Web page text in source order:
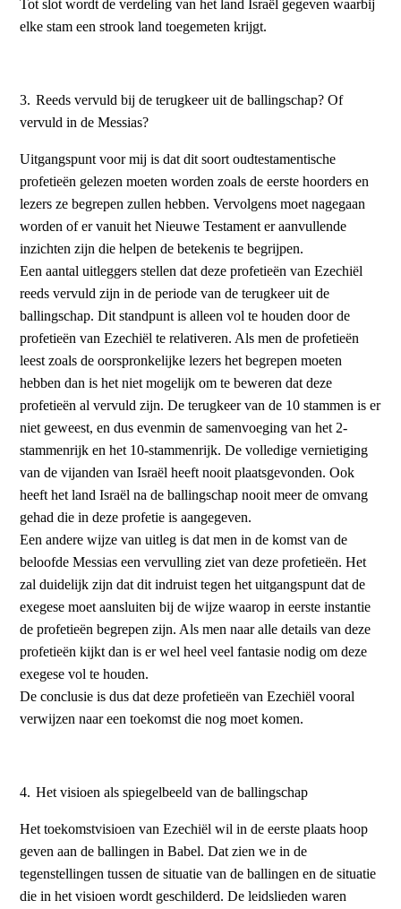
Tot slot wordt de verdeling van het land Israël gegeven waarbij
elke stam een strook land toegemeten krijgt.
3. Reeds vervuld bij de terugkeer uit de ballingschap? Of
vervuld in de Messias?
Uitgangspunt voor mij is dat dit soort oudtestamentische
profetieën gelezen moeten worden zoals de eerste hoorders en
lezers ze begrepen zullen hebben. Vervolgens moet nagegaan
worden of er vanuit het Nieuwe Testament er aanvullende
inzichten zijn die helpen de betekenis te begrijpen.
Een aantal uitleggers stellen dat deze profetieën van Ezechiël
reeds vervuld zijn in de periode van de terugkeer uit de
ballingschap. Dit standpunt is alleen vol te houden door de
profetieën van Ezechiël te relativeren. Als men de profetieën
leest zoals de oorspronkelijke lezers het begrepen moeten
hebben dan is het niet mogelijk om te beweren dat deze
profetieën al vervuld zijn. De terugkeer van de 10 stammen is er
niet geweest, en dus evenmin de samenvoeging van het 2-
stammenrijk en het 10-stammenrijk. De volledige vernietiging
van de vijanden van Israël heeft nooit plaatsgevonden. Ook
heeft het land Israël na de ballingschap nooit meer de omvang
gehad die in deze profetie is aangegeven.
Een andere wijze van uitleg is dat men in de komst van de
beloofde Messias een vervulling ziet van deze profetieën. Het
zal duidelijk zijn dat dit indruist tegen het uitgangspunt dat de
exegese moet aansluiten bij de wijze waarop in eerste instantie
de profetieën begrepen zijn. Als men naar alle details van deze
profetieën kijkt dan is er wel heel veel fantasie nodig om deze
exegese vol te houden.
De conclusie is dus dat deze profetieën van Ezechiël vooral
verwijzen naar een toekomst die nog moet komen.
4. Het visioen als spiegelbeeld van de ballingschap
Het toekomstvisioen van Ezechiël wil in de eerste plaats hoop
geven aan de ballingen in Babel. Dat zien we in de
tegenstellingen tussen de situatie van de ballingen en de situatie
die in het visioen wordt geschilderd. De leidslieden waren